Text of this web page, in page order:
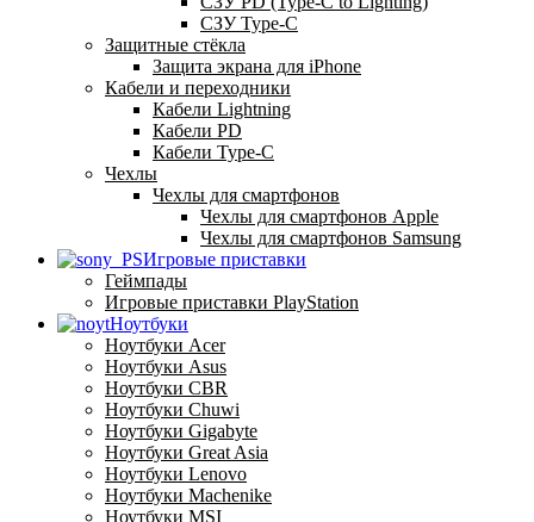
СЗУ Type-C
Защитные стёкла
Защита экрана для iPhone
Кабели и переходники
Кабели Lightning
Кабели PD
Кабели Type-C
Чехлы
Чехлы для смартфонов
Чехлы для смартфонов Apple
Чехлы для смартфонов Samsung
Игровые приставки
Геймпады
Игровые приставки PlayStation
Ноутбуки
Ноутбуки Acer
Ноутбуки Asus
Ноутбуки CBR
Ноутбуки Chuwi
Ноутбуки Gigabyte
Ноутбуки Great Asia
Ноутбуки Lenovo
Ноутбуки Machenike
Ноутбуки MSI